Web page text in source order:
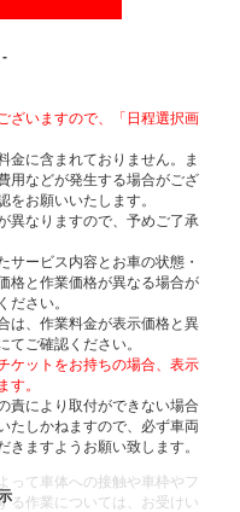
-
ざいますので、「日程選択画
に含まれておりません。ま
用などが発生する場合がござ
をお願いいたします。
異なりますので、予めご了承
ービス内容とお車の状態・
格と作業価格が異なる場合が
ださい。
は、作業料金が表示価格と異
ご確認ください。
ケットをお持ちの場合、表示
す。
責により取付ができない場合
たしかねますので、必ず車両
ますようお願い致します。
って車体への接触や車枠やフ
る作業については、お受けい